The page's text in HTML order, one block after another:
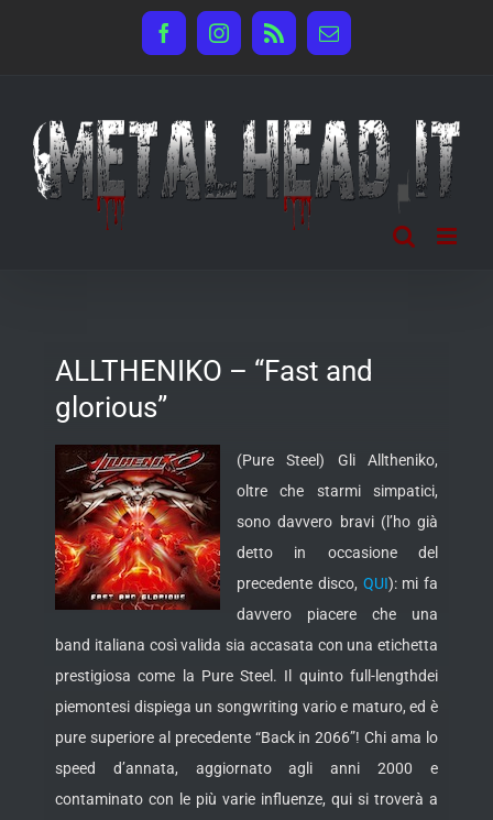
FacebookInstagram
Rss Email
ALLTHENIKO – “Fast and
glorious”
(Pure Steel) Gli Alltheniko,
oltre che starmi simpatici,
sono davvero bravi (l’ho già
detto in occasione del
precedente disco, QUI): mi fa
davvero piacere che una
band italiana così valida sia accasata con una etichetta
prestigiosa come la Pure Steel. Il quinto full-lengthdei
piemontesi dispiega un songwriting vario e maturo, ed è
pure superiore al precedente “Back in 2066”! Chi ama lo
speed d’annata, aggiornato agli anni 2000 e
contaminato con le più varie influenze, qui si troverà a